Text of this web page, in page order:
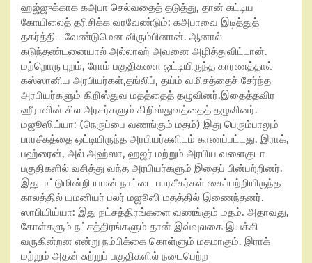
ஹஜ்ஜுக்காக கஅபா செல்வதைத் தடுத்து, தான் கட்டிய
கோயிலைத் தரிசிக்க வரவேண்டும்; கஅபாவை இடித்துத்
தகர்த்திட வேண்டுமென விரும்பினான். ஆனால்
கடுந்தண்டனையால் அல்லாஹ் அவனை அழித்துவிட்டான்.
மற்றொரு புறம், ரோம் பகுதிகளை ஒட்டியிருந்த காரணத்தால்
கஸ்ஸானிய அரபியர்கள்,தங்லிப், தய்ம் வமிசத்தைச் சேர்ந்த
அரபியர்களும் கிறிஸ்துவ மதத்தைத் தழுவினர்.இதைத்தவிர
ஹீராவின் சில அரசர்களும் கிறிஸ்துவத்தைத் தழுவினர்.
மஜூஸிய்யா: (நெருப்பை வணங்கும் மதம்) இது பெரும்பாலும்
பாரசீகத்தை ஒட்டியிருந்த அரபியர்களிடம் காணப்பட்டது. இராக்,
பஹ்ரைன், அல் அஹ்ஸா, ஹஜர் மற்றும் அரபிய வளைகுடா
பகுதிகளில் வசித்து வந்த அரபியர்களும் இதைப் பின்பற்றினர்.
இது மட்டுமின்றி யமன் நாட்டை பாரசீகர்கள் கைப்பற்றியிருந்த
காலத்தில் யமனியர் பலர் மஜூஸி மதத்தில் இணைந்தனர்.
ஸாபியிய்யா: இது நட்சத்திரங்களை வணங்கும் மதம். அதாவது,
கோள்களும் நட்சத்திரங்களும் தான் இவ்வுலகை இயக்கி
வருகின்றன என்று நம்பிக்கை கொள்ளும் மதமாகும். இராக்
மற்றும் அதன் சுற்றுப் பகுதிகளில் நடைபெற்ற